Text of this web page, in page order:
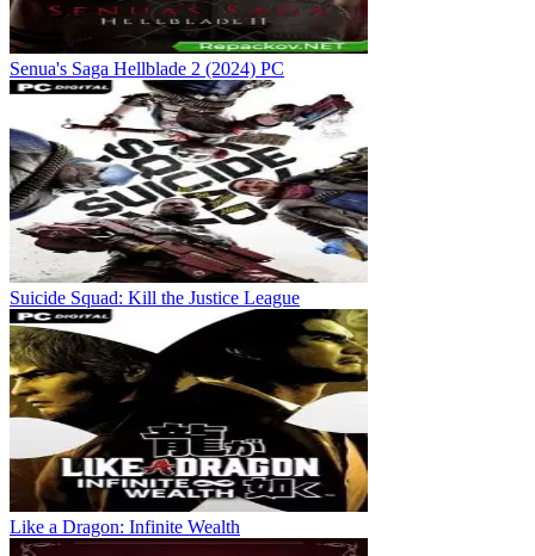
Senua's Saga Hellblade 2 (2024) PC
Suicide Squad: Kill the Justice League
Like a Dragon: Infinite Wealth